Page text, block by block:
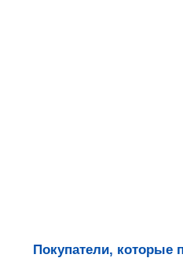
Покупатели, которые